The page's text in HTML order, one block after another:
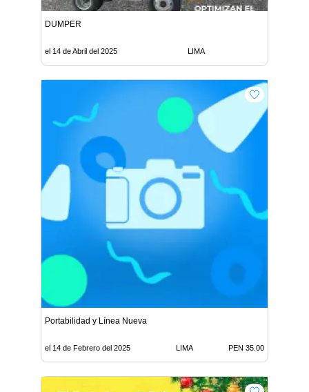
DUMPER
el 14 de Abril del 2025 LIMA
Portabilidad y Línea Nueva
el 14 de Febrero del 2025 LIMA PEN 35.00